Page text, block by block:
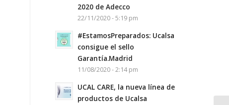
2020 de Adecco
22/11/2020 - 5:19 pm
#EstamosPreparados: Ucalsa
consigue el sello
Garantía.Madrid
11/08/2020 - 2:14 pm
UCAL CARE, la nueva línea de
productos de Ucalsa